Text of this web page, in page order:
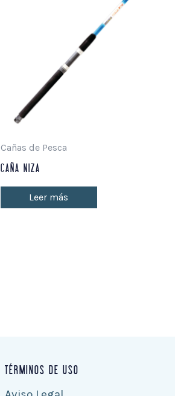
Cañas de Pesca
CAÑA NIZA
Leer más
TÉRMINOS DE USO